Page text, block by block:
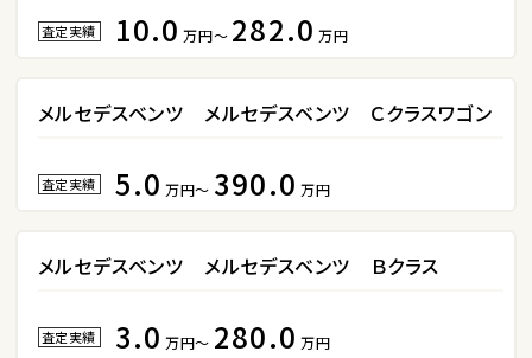
2位
レガシィツーリングワゴン
3位
カローラフィールダー
査定実績 10.0 万円～ 282.0 万円
メルセデスベンツ メルセデスベンツ Ｃクラスワゴン
査定実績 5.0 万円～ 390.0 万円
メルセデスベンツ メルセデスベンツ Ｂクラス
査定実績 3.0 万円～ 280.0 万円